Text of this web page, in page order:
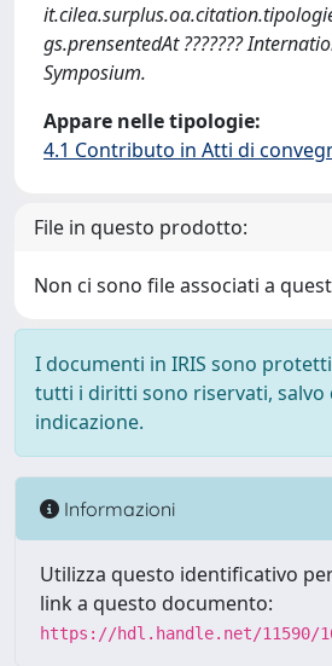
gs.prensentedAt ???????
Symposium.
Appare nelle tipologie:
4.1 Contributo in Atti di
File in questo prodotto:
Non ci sono file associati a
I documenti in IRIS sono
tutti i diritti sono riservati, salvo
indicazione.
Informazioni
Utilizza questo identificativo
link a questo documento:
https://hdl.handle.net/11590/